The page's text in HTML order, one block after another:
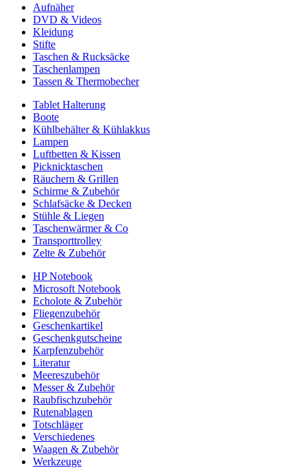
Aufnäher
DVD & Videos
Kleidung
Stifte
Taschen & Rucksäcke
Taschenlampen
Tassen & Thermobecher
Tablet Halterung
Boote
Kühlbehälter & Kühlakkus
Lampen
Luftbetten & Kissen
Picknicktaschen
Räuchern & Grillen
Schirme & Zubehör
Schlafsäcke & Decken
Stühle & Liegen
Taschenwärmer & Co
Transporttrolley
Zelte & Zubehör
HP Notebook
Microsoft Notebook
Echolote & Zubehör
Fliegenzubehör
Geschenkartikel
Geschenkgutscheine
Karpfenzubehör
Literatur
Meereszubehör
Messer & Zubehör
Raubfischzubehör
Rutenablagen
Totschläger
Verschiedenes
Waagen & Zubehör
Werkzeuge